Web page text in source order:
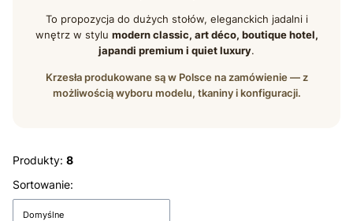
To propozycja do dużych stołów, eleganckich jadalni i
wnętrz w stylu modern classic, art déco, boutique hotel,
japandi premium i quiet luxury.
Krzesła produkowane są w Polsce na zamówienie — z
możliwością wyboru modelu, tkaniny i konfiguracji.
Produkty: 8
Lista produktów
Sortowanie:
Domyślne